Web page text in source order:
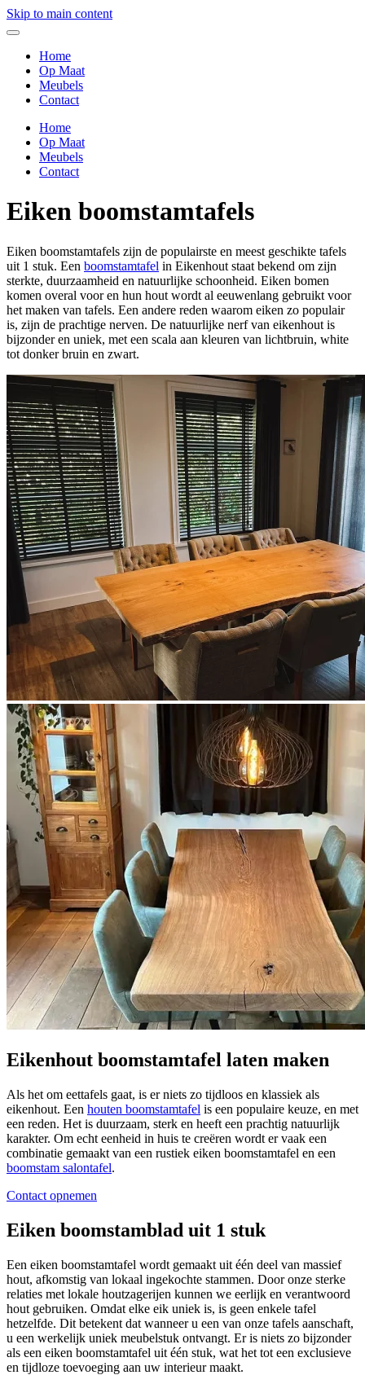
Skip to main content
Home
Op Maat
Meubels
Contact
Home
Op Maat
Meubels
Contact
Eiken boomstamtafels
Eiken boomstamtafels zijn de populairste en meest geschikte tafels
uit 1 stuk. Een boomstamtafel in Eikenhout staat bekend om zijn
sterkte, duurzaamheid en natuurlijke schoonheid. Eiken bomen
komen overal voor en hun hout wordt al eeuwenlang gebruikt voor
het maken van tafels. Een andere reden waarom eiken zo populair
is, zijn de prachtige nerven. De natuurlijke nerf van eikenhout is
bijzonder en uniek, met een scala aan kleuren van lichtbruin, white
tot donker bruin en zwart.
Eikenhout boomstamtafel laten maken
Als het om eettafels gaat, is er niets zo tijdloos en klassiek als
eikenhout. Een houten boomstamtafel is een populaire keuze, en met
een reden. Het is duurzaam, sterk en heeft een prachtig natuurlijk
karakter. Om echt eenheid in huis te creëren wordt er vaak een
combinatie gemaakt van een rustiek eiken boomstamtafel en een
boomstam salontafel.
Contact opnemen
Eiken boomstamblad uit 1 stuk
Een eiken boomstamtafel wordt gemaakt uit één deel van massief
hout, afkomstig van lokaal ingekochte stammen. Door onze sterke
relaties met lokale houtzagerijen kunnen we eerlijk en verantwoord
hout gebruiken. Omdat elke eik uniek is, is geen enkele tafel
hetzelfde. Dit betekent dat wanneer u een van onze tafels aanschaft,
u een werkelijk uniek meubelstuk ontvangt. Er is niets zo bijzonder
als een eiken boomstamtafel uit één stuk, wat het tot een exclusieve
en tijdloze toevoeging aan uw interieur maakt.